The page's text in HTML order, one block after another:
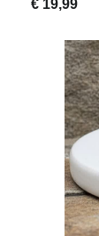
€ 19,99